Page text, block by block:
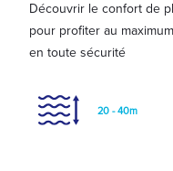
Découvrir le confort de
pour profiter au
en toute sécurité
20 - 40m